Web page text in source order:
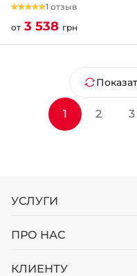
1 отзыв
от 3 538 грн
1 2 3
УСЛУГИ
ПРО НАС
КЛИЕНТУ